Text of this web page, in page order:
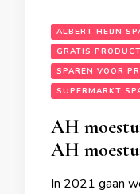
ALBERT HEIJN
GRATIS
SPAREN VOOR
SUPERMARKT
AH
AH
In 2021 gaan